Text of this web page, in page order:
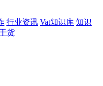
行业资讯 Vat知识库 知识
货